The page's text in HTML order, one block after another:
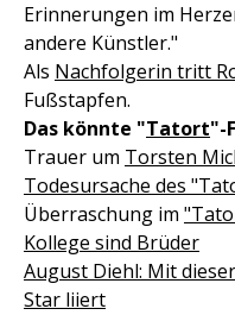
Erinnerungen im
andere Künstler."
Als Nachfolgerin tritt
Fußstapfen.
Das könnte "Tatort"-
Trauer um Torsten
Todesursache des
Überraschung im
Kollege sind Brüder
August Diehl: Mit
Star liiert